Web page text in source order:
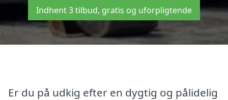
Indhent 3 tilbud, gratis og uforpligtende
Er du på udkig efter en dygtig og pålidelig